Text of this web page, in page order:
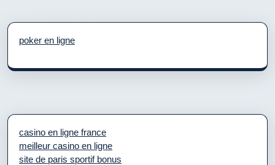
poker en ligne
casino en ligne france
meilleur casino en ligne
site de paris sportif bonus